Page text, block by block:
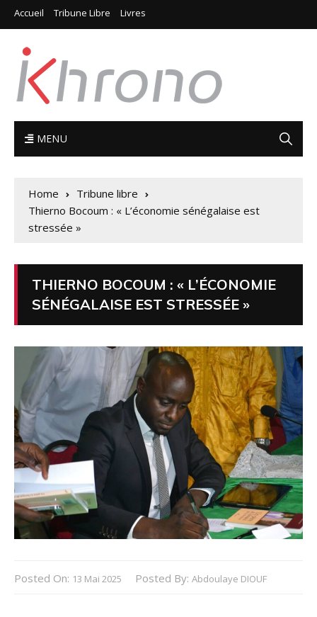
Accueil Tribune Libre Livres
MENU
Home
Tribune libre
Thierno Bocoum : « L’économie sénégalaise est
stressée »
THIERNO BOCOUM : « L’ÉCONOMIE
SÉNÉGALAISE EST STRESSÉE »
Posted On: 13 Mai 2025 Posted By: Abdoulaye DIOUF